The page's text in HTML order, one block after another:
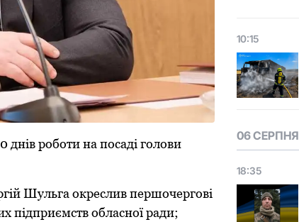
днів роботи на посаді голови
Шульга окреслив першочергові
підприємств обласної ради;
10:15
06 СЕРПНЯ
18:35